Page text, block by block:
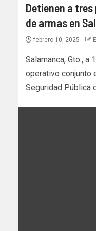
Detienen a
de armas en
febrero 10, 2025
Salamanca, Gto., a
operativo conjunto
Seguridad Pública